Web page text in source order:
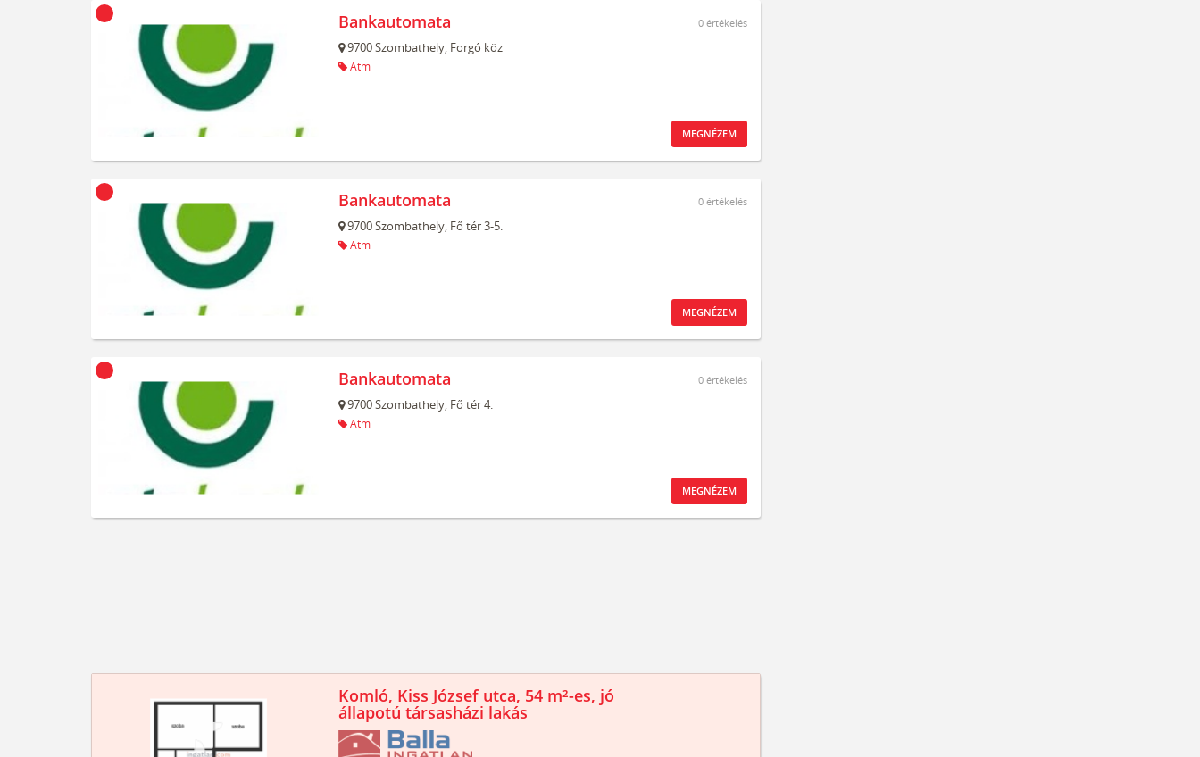
Bankautomata
9700Szombathely, Forgó köz
Atm
0 értékelés
MEGNÉZEM
Bankautomata
9700Szombathely, Fő tér 3-5.
Atm
0 értékelés
MEGNÉZEM
Bankautomata
9700Szombathely, Fő tér 4.
Atm
0 értékelés
MEGNÉZEM
Komló, Kiss József utca, 54 m²-es, jó
állapotú társasházi lakás